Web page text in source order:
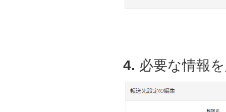
4. 必要な情報